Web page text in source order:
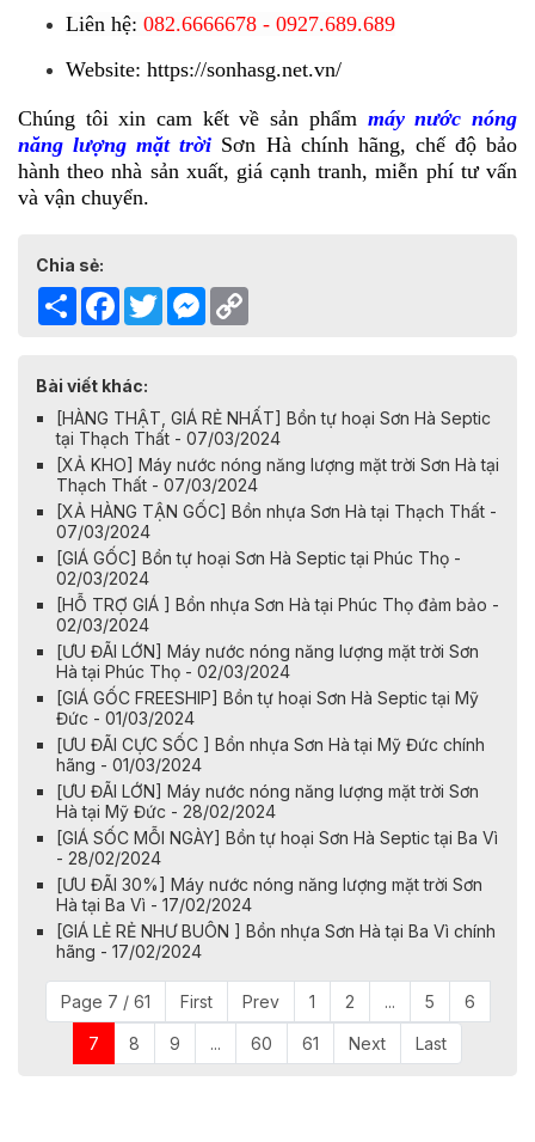
Liên hệ: 082.6666678 - 0927.689.689
Website: https://sonhasg.net.vn/
Chúng tôi xin cam kết về sản phẩm máy nước nóng
năng lượng mặt trời Sơn Hà chính hãng, chế độ bảo
hành theo nhà sản xuất, giá cạnh tranh, miễn phí tư vấn
và vận chuyển.
Chia sẻ:
Share Facebook
TwitterMessenger
Bài viết khác:
[HÀNG THẬT, GIÁ RẺ NHẤT] Bồn tự hoại Sơn Hà Septic
tại Thạch Thất - 07/03/2024
[XẢ KHO] Máy nước nóng năng lượng mặt trời Sơn Hà tại
Thạch Thất - 07/03/2024
[XẢ HÀNG TẬN GỐC] Bồn nhựa Sơn Hà tại Thạch Thất -
07/03/2024
[GIÁ GỐC] Bồn tự hoại Sơn Hà Septic tại Phúc Thọ -
02/03/2024
[HỖ TRỢ GIÁ ] Bồn nhựa Sơn Hà tại Phúc Thọ đảm bảo -
02/03/2024
[ƯU ĐÃI LỚN] Máy nước nóng năng lượng mặt trời Sơn
Hà tại Phúc Thọ - 02/03/2024
[GIÁ GỐC FREESHIP] Bồn tự hoại Sơn Hà Septic tại Mỹ
Đức - 01/03/2024
​​​​[ƯU ĐÃI CỰC SỐC ] Bồn nhựa Sơn Hà tại Mỹ Đức chính
hãng - 01/03/2024
[ƯU ĐÃI LỚN] Máy nước nóng năng lượng mặt trời Sơn
Hà tại Mỹ Đức - 28/02/2024
[GIÁ SỐC MỖI NGÀY] Bồn tự hoại Sơn Hà Septic tại Ba Vì
- 28/02/2024
[ƯU ĐÃI 30%] Máy nước nóng năng lượng mặt trời Sơn
Hà tại Ba Vì - 17/02/2024
[GIÁ LẺ RẺ NHƯ BUÔN ] Bồn nhựa Sơn Hà tại Ba Vì chính
hãng - 17/02/2024
Page 7 / 61 First Prev 1 2 ... 5 6
7 8 9 ... 60 61 Next Last